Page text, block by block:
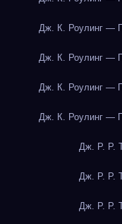
Дж. К. Роулинг —
Дж. К. Роулинг —
Дж. К. Роулинг —
Дж. К. Роулинг —
Дж. Р. Р.
Дж. Р. Р.
Дж. Р. Р.